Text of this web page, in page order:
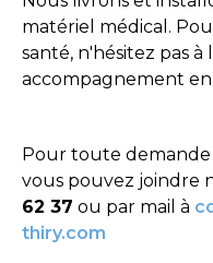
matériel médical.
santé, n'hésitez pas
accompagnement
Pour toute demande
vous pouvez joindre
62 37 ou par mail à
thiry.com